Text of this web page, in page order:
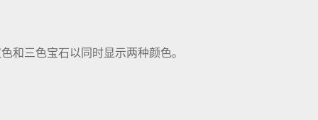
和三色宝石以同时显示两种颜色。